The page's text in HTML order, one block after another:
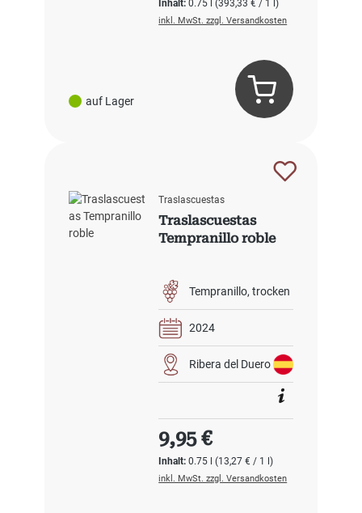
auf Lager
Inhalt:0.75 l(393,33 € / 1 l)
inkl. MwSt. zzgl. Versandkosten
Traslascuestas
Traslascuestas
Tempranillo roble
Tempranillo trocken
2024
Ribera del Duero
Inhalt:0.75 l(13,27 € / 1 l)
Regulärer Preis:
9,95 €
inkl. MwSt. zzgl. Versandkosten